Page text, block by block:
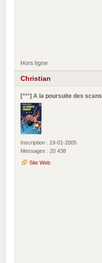
Hors ligne
Christian
[°*°] A la poursuite des scans
Inscription : 19-01-2005
Messages : 20 438
Site Web